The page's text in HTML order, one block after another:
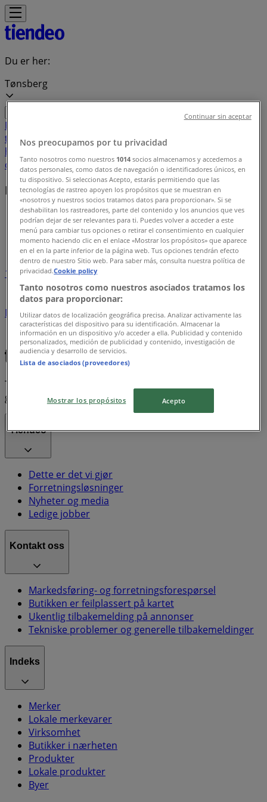
Du er her:
Tønsberg
Featured
tilbehørSport og FritidElektronikk og hvitevarer
hage
Barn og leker Helse og skjønnhet
caféerBøker og kontorBil og motor
Lokale merkevarer
Tiendeo i Tønsberg»
Merkevareindeks
1
Pokemon
Grandiosa
Moccamaster
Hoka Air Force Coca Cola Cola
Evo
Juicy Couture
Playstation Trapp Air Jordan
Roser
Tiendeo er en del av Shopfully, teknologiselskapet som
gjenoppfinner lokal shopping verden over.
Tiendeo
Dette er det vi gjør
Forretningsløsninger
Nyheter og media
Ledige jobber
Kontakt oss
Markedsføring- og forretningsforespørsel
Butikken er feilplassert på kartet
Ukentlig tilbakemelding på annonser
Tekniske problemer og generelle tilbakemeldinger
Indeks
Merker
Lokale merkevarer
Virksomhet
Butikker i nærheten
Produkter
Lokale produkter
Byer
Nos preocupamos por tu privacidad
Tanto nosotros como nuestros 1014 socios almacenamos y accedemos a
datos personales, como datos de navegación o identificadores únicos, en
tu dispositivo. Si seleccionas Acepto, estarás permitiendo que las
tecnologías de rastreo apoyen los propósitos que se muestran en
«nosotros y nuestros socios tratamos datos para proporcionar». Si se
deshabilitan los rastreadores, parte del contenido y los anuncios que ves
podrían dejar de ser relevantes para ti. Puedes volver a acceder a este
menú para cambiar tus opciones o retirar el consentimiento en cualquier
momento haciendo clic en el enlace «Mostrar los propósitos» que aparece
en el en la parte inferior de la página web. Tus opciones tendrán efecto
dentro de nuestro Sitio web. Para saber más, consulta nuestra política de
privacidad.Cookie policy
Tanto nosotros como nuestros asociados tratamos los
datos para proporcionar:
Utilizar datos de localización geográfica precisa. Analizar activamente las
características del dispositivo para su identificación. Almacenar la
información en un dispositivo y/o acceder a ella. Publicidad y contenido
personalizados, medición de publicidad y contenido, investigación de
audiencia y desarrollo de servicios.
Lista de asociados (proveedores)
Mostrar los propósitos Acepto
Continuar sin aceptar